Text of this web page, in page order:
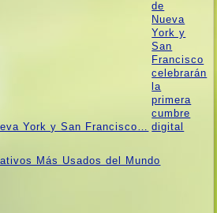
York y San Francisco…
Más Usados ​​del Mundo